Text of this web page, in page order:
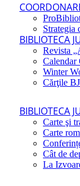
Strategia
BIBLIOTECA
Revista
Calendar
Winter
Cărţile
BIBLIOTECA
Carte şi
Carte
Cât de
La